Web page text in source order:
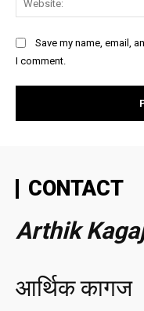
Save my name, email,
I comment.
CONTACT
Arthik
आर्थिक कागज